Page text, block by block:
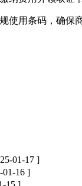
使用条码，确保
01-17 ]
01-16 ]